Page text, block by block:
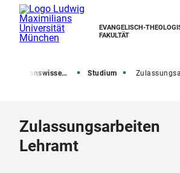
EVANGELISCH-
FAKULTÄT
und Religionsgeschichte Studium
Zulassungsarbeiten
Lehramt